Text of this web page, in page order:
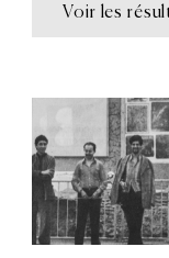
Voir les